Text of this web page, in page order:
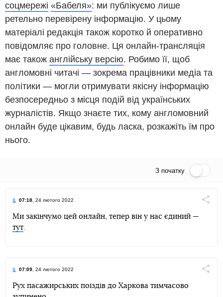
соцмережі «Бабеля»: ми публікуємо лише
ретельно перевірену інформацію. У цьому
матеріалі редакція також коротко й оперативно
повідомляє про головне. Ця онлайн-трансляція
має також англійську версію. Робимо її, щоб
англомовні читачі ― зокрема працівники медіа та
політики ― могли отримувати якісну інформацію
безпосередньо з місця подій від українських
журналістів. Якщо знаєте тих, кому англомовний
онлайн буде цікавим, будь ласка, розкажіть їм про
нього.
З початку
07:18, 24 лютого 2022
Ми закінчумо цей онлайн, тепер він у нас єдиний —
тут.
07:09, 24 лютого 2022
Рух пасажирських поїздів до Харкова тимчасово